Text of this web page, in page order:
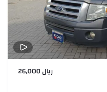
ريال 26,000